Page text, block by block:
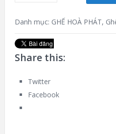
Danh mục: GHẾ HOÀ PHÁT,
Share this:
Twitter
Facebook